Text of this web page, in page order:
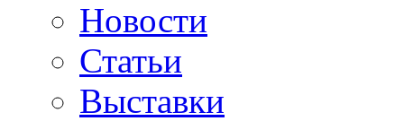
Новости
Статьи
Выставки